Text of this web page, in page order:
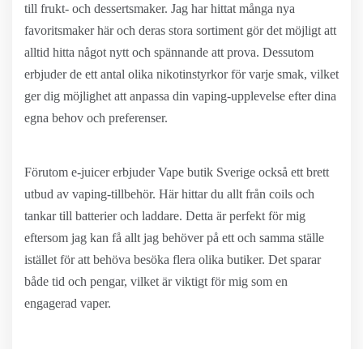
till frukt- och dessertsmaker. Jag har hittat många nya
favoritsmaker här och deras stora sortiment gör det möjligt att
alltid hitta något nytt och spännande att prova. Dessutom
erbjuder de ett antal olika nikotinstyrkor för varje smak, vilket
ger dig möjlighet att anpassa din vaping-upplevelse efter dina
egna behov och preferenser.
Förutom e-juicer erbjuder Vape butik Sverige också ett brett
utbud av vaping-tillbehör. Här hittar du allt från coils och
tankar till batterier och laddare. Detta är perfekt för mig
eftersom jag kan få allt jag behöver på ett och samma ställe
istället för att behöva besöka flera olika butiker. Det sparar
både tid och pengar, vilket är viktigt för mig som en
engagerad vaper.